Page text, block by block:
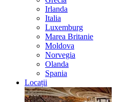
Irlanda
Italia
Luxemburg
Marea Britanie
Moldova
Norvegia
Olanda
Spania
Locații